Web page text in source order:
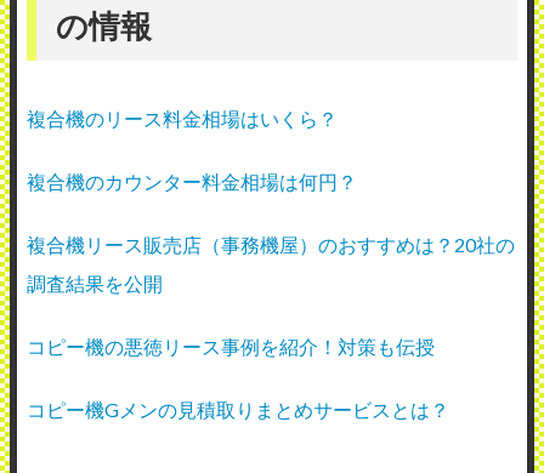
の情報
複合機のリース料金相場はいくら？
複合機のカウンター料金相場は何円？
複合機リース販売店（事務機屋）のおすすめは？20社の
調査結果を公開
コピー機の悪徳リース事例を紹介！対策も伝授
コピー機Gメンの見積取りまとめサービスとは？